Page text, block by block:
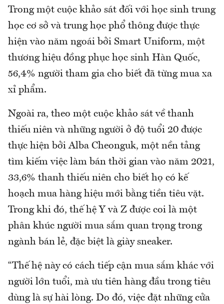
Trong một cuộc khảo sát đối với học sinh trung
học cơ sở và trung học phổ thông được thực
hiện vào năm ngoái bởi Smart Uniform, một
thương hiệu đồng phục học sinh Hàn Quốc,
56,4% người tham gia cho biết đã từng mua xa
xỉ phẩm.
Ngoài ra, theo một cuộc khảo sát về thanh
thiếu niên và những người ở độ tuổi 20 được
thực hiện bởi Alba Cheonguk, một nền tảng
tìm kiếm việc làm bán thời gian vào năm 2021,
33,6% thanh thiếu niên cho biết họ có kế
hoạch mua hàng hiệu mới bằng tiền tiêu vặt.
Trong khi đó, thế hệ Y và Z được coi là một
phân khúc người mua sắm quan trọng trong
ngành bán lẻ, đặc biệt là giày sneaker.
“Thế hệ này có cách tiếp cận mua sắm khác với
người lớn tuổi, mà ưu tiên hàng đầu trong tiêu
dùng là sự hài lòng. Do đó, việc đặt những cửa